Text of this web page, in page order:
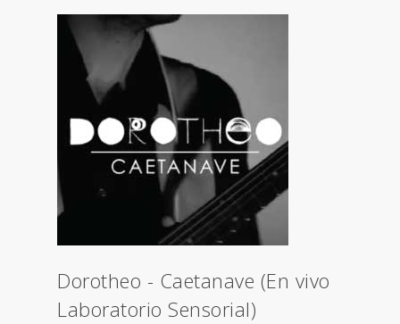
Dorotheo - Caetanave (En vivo
Laboratorio Sensorial)